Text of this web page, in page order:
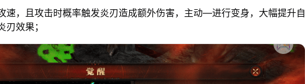
速，且攻击时概率触发炎刃造成额外伤害，主动—进行变身，大幅提升自
效果；